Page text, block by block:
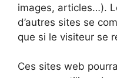
images, articles…).
d’autres sites se
que si le visiteur se
Ces sites web